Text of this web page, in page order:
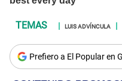
LUIS ADVÍNCULA
Prefiero a El Popular en